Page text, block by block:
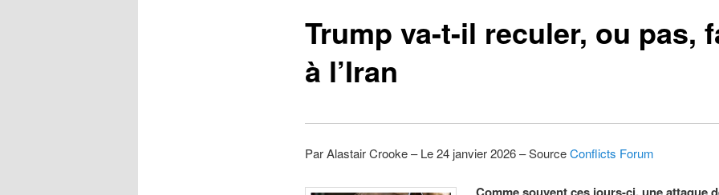
Trump va-t-il reculer, ou pas,
à l’Iran
Par Alastair Crooke – Le 24 janvier 2026 – SourceConflicts Forum